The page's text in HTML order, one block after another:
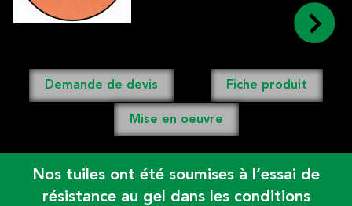
Demande de devis Fiche produit
Mise en oeuvre
Nos tuiles ont été soumises à l’essai de
résistance au gel dans les conditions